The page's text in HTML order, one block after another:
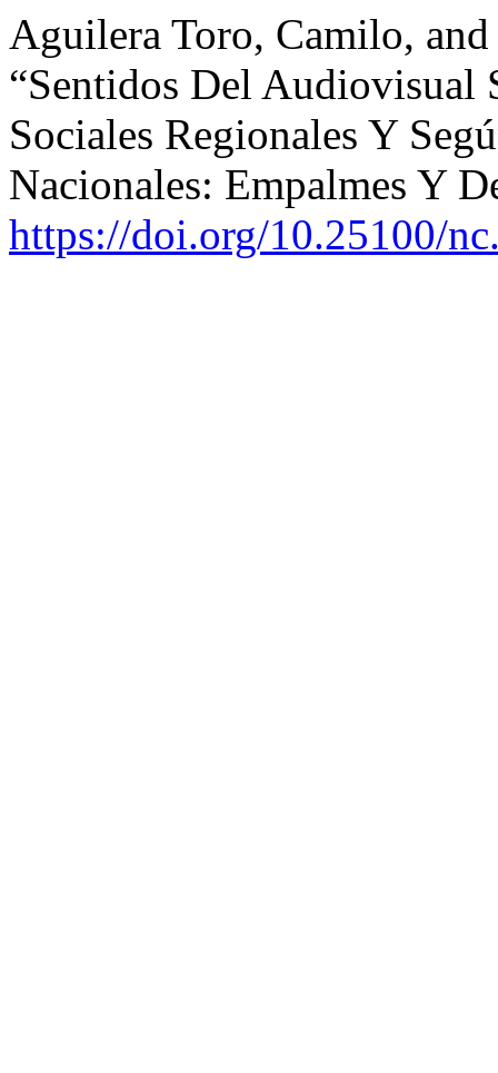
Aguilera Toro, Camilo,
“Sentidos Del Audiovisual
Sociales Regionales Y
Nacionales: Empalmes Y
https://doi.org/10.25100/